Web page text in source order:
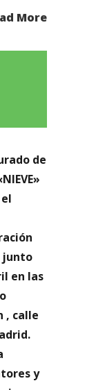
More
de
junto
en las
, calle
y